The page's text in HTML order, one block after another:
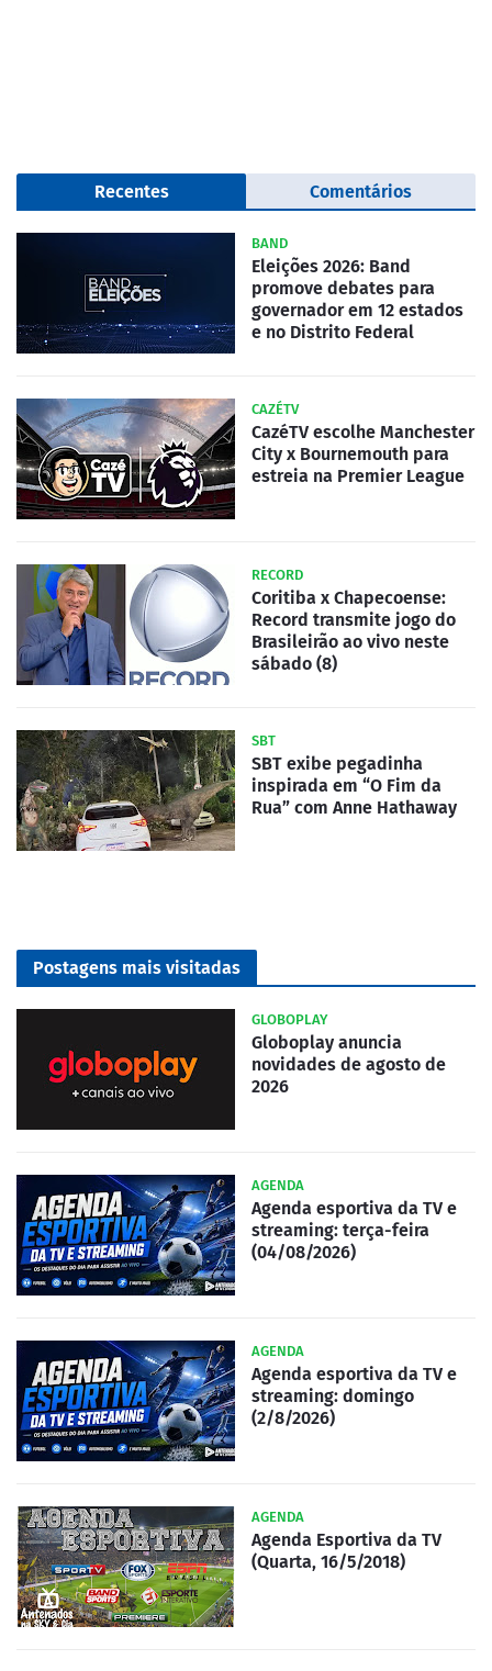
Recentes Comentários
BAND
Eleições 2026: Band
promove debates para
governador em 12 estados
e no Distrito Federal
CAZÉTV
CazéTV escolhe Manchester
City x Bournemouth para
estreia na Premier League
RECORD
Coritiba x Chapecoense:
Record transmite jogo do
Brasileirão ao vivo neste
sábado (8)
SBT
SBT exibe pegadinha
inspirada em “O Fim da
Rua” com Anne Hathaway
Postagens mais visitadas
GLOBOPLAY
Globoplay anuncia
novidades de agosto de
2026
AGENDA
Agenda esportiva da TV e
streaming: terça-feira
(04/08/2026)
AGENDA
Agenda esportiva da TV e
streaming: domingo
(2/8/2026)
AGENDA
Agenda Esportiva da TV
(Quarta, 16/5/2018)